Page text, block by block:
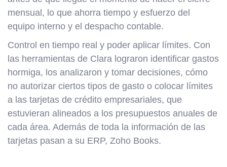
mensual, lo que ahorra tiempo y esfuerzo del
equipo interno y el despacho contable.
Control en tiempo real y poder aplicar límites. Con
las herramientas de Clara lograron identificar gastos
hormiga, los analizaron y tomar decisiones, cómo
no autorizar ciertos tipos de gasto o colocar límites
a las tarjetas de crédito empresariales, que
estuvieran alineados a los presupuestos anuales de
cada área. Además de toda la información de las
tarjetas pasan a su ERP, Zoho Books.